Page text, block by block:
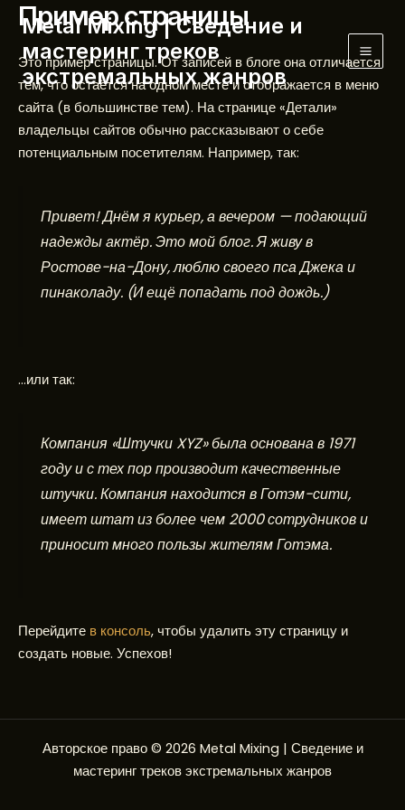
Перейти
содержимому
Metal Mixing | Сведение и
мастеринг треков
экстремальных жанров
Пример страницы
Это пример страницы. От записей в блоге она отличается
тем, что остаётся на одном месте и отображается в меню
сайта (в большинстве тем). На странице «Детали»
владельцы сайтов обычно рассказывают о себе
потенциальным посетителям. Например, так:
Привет! Днём я курьер, а вечером — подающий
надежды актёр. Это мой блог. Я живу в
Ростове-на-Дону, люблю своего пса Джека и
пинаколаду. (И ещё попадать под дождь.)
…или так:
Компания «Штучки XYZ» была основана в 1971
году и с тех пор производит качественные
штучки. Компания находится в Готэм-сити,
имеет штат из более чем 2000 сотрудников и
приносит много пользы жителям Готэма.
Перейдите в консоль, чтобы удалить эту страницу и
создать новые. Успехов!
Авторское право © 2026 Metal Mixing | Сведение и
мастеринг треков экстремальных жанров